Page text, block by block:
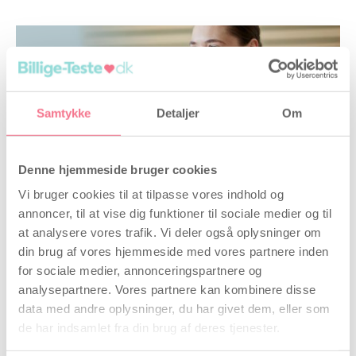
Samtykke Detaljer Om
Denne hjemmeside bruger cookies
Vi bruger cookies til at tilpasse vores indhold og
annoncer, til at vise dig funktioner til sociale medier og til
at analysere vores trafik. Vi deler også oplysninger om
din brug af vores hjemmeside med vores partnere inden
for sociale medier, annonceringspartnere og
analysepartnere. Vores partnere kan kombinere disse
data med andre oplysninger, du har givet dem, eller som
de har indsamlet fra din brug af deres tjenester.
KISS kost – kan mad øge dine chancer for
graviditet?
ForfatterIda Madsen, 3 juli 2019
Når det kniber med at blive gravid, kan det være
lidt af et detektivarbejde at finde ud af, hvad
årsagen er. Her bør hormonelle forstyrrelser dog
være blandt de hovedmistænkte. 5-10 % af fertile
danske kvinder har nemlig en hormonel
forstyrrelse ved navn PCOS. Læs mere her
Læs mere